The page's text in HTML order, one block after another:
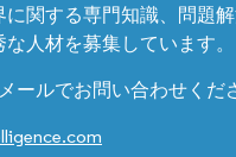
関する専門知識、問題
人材を募集しています。
ールでお問い合わせくだ